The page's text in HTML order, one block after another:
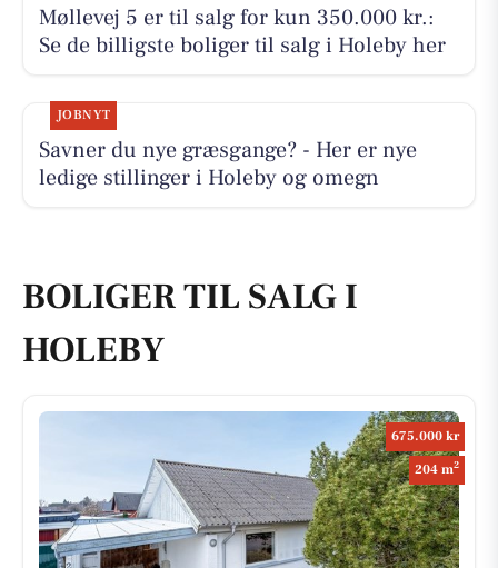
Møllevej 5 er til salg for kun 350.000 kr.:
Se de billigste boliger til salg i Holeby her
JOBNYT
Savner du nye græsgange? - Her er nye
ledige stillinger i Holeby og omegn
BOLIGER TIL SALG I
HOLEBY
675.000 kr
204 m2